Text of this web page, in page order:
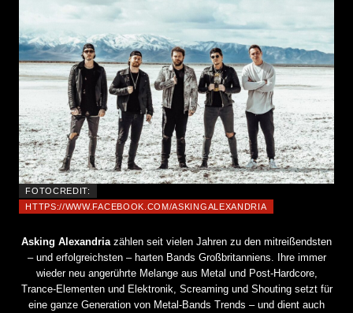
FOTOCREDIT:
HTTPS://WWW.FACEBOOK.COM/ASKINGALEXANDRIA
Asking Alexandria zählen seit vielen Jahren zu den mitreißendsten
– und erfolgreichsten – harten Bands Großbritanniens. Ihre immer
wieder neu angerührte Melange aus Metal und Post-Hardcore,
Trance-Elementen und Elektronik, Screaming und Shouting setzt für
eine ganze Generation von Metal-Bands Trends – und dient auch